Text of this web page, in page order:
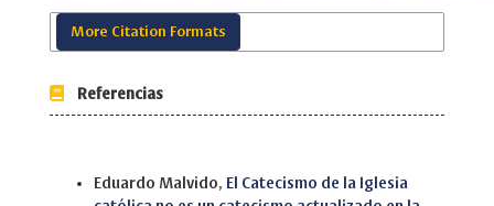
More Citation Formats
Referencias
Eduardo Malvido, El Catecismo de la Iglesia